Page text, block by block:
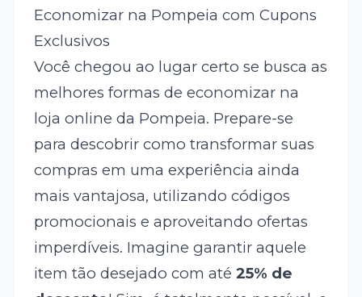
Economizar na Pompeia com Cupons
Exclusivos
Você chegou ao lugar certo se busca as
melhores formas de economizar na
loja online da Pompeia. Prepare-se
para descobrir como transformar suas
compras em uma experiência ainda
mais vantajosa, utilizando códigos
promocionais e aproveitando ofertas
imperdíveis. Imagine garantir aquele
item tão desejado com até 25% de